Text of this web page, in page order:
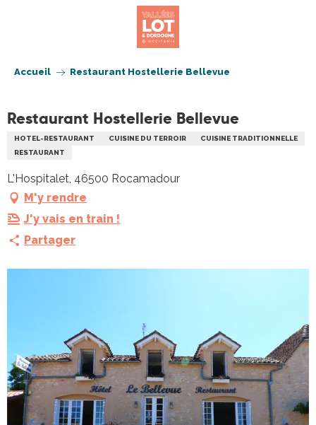
Accueil Restaurant Hostellerie Bellevue
Restaurant Hostellerie Bellevue
HOTEL-RESTAURANT CUISINE DU TERROIR
CUISINE TRADITIONNELLE
RESTAURANT
L'Hospitalet, 46500 Rocamadour
M'y rendre
J'y vais en train !
Partager